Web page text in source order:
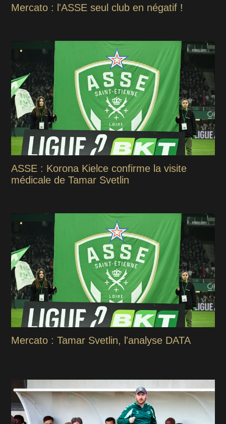
Mercato : l'ASSE seul club en négatif !
ASSE : Korona Kielce confirme la visite
médicale de Tamar Svetlin
Mercato : Tamar Svetlin, l'analyse DATA